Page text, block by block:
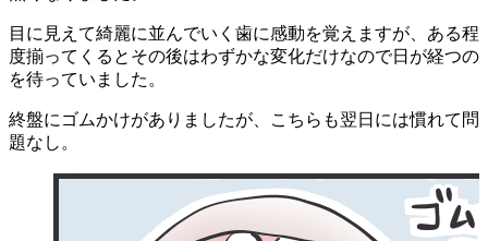
目に見えて綺麗に並んでいく歯に感動を覚えますが、ある程
度揃ってくるとその後はわずかな変化だけなので日が経つの
を待っていました。
終盤にゴムかけがありましたが、こちらも翌日には慣れて問
題なし。